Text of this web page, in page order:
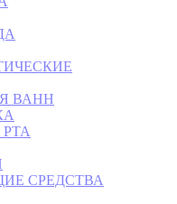
ВАНН
СРЕДСТВА